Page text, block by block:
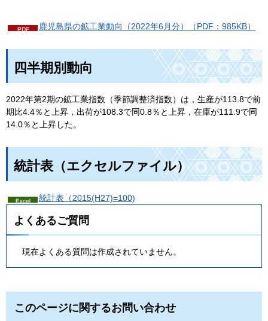
鹿児島県の鉱工業動向（2022年6月分）（PDF：985KB）
四半期別動向
2022年第2期の鉱工業指数（季節調整済指数）は，生産が113.8で前
期比4.4％と上昇，出荷が108.3で同0.8％と上昇，在庫が111.9で同
14.0％と上昇した。
統計表（エクセルファイル）
統計表（2015(H27)=100)
よくあるご質問
現在よくある質問は作成されていません。
このページに関するお問い合わせ